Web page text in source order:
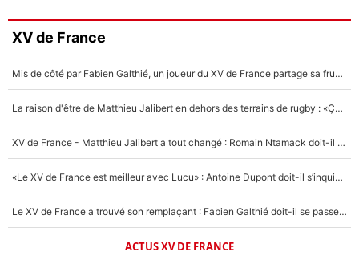
XV de France
Mis de côté par Fabien Galthié, un joueur du XV de France partage sa frustration : «ils ne me l’ont pas dit tout de suite»
La raison d'être de Matthieu Jalibert en dehors des terrains de rugby : «Ça m'atteint autant que si tu touches à un membre de ma famille»
XV de France - Matthieu Jalibert a tout changé : Romain Ntamack doit-il s’inquiéter pour sa place à un an de la Coupe du monde ?
«Le XV de France est meilleur avec Lucu» : Antoine Dupont doit-il s’inquiéter pour sa place ?
Le XV de France a trouvé son remplaçant : Fabien Galthié doit-il se passer d'Antoine Dupont ?
ACTUS XV DE FRANCE